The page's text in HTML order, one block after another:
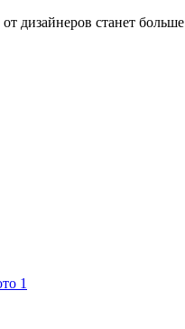
дизайнеров станет